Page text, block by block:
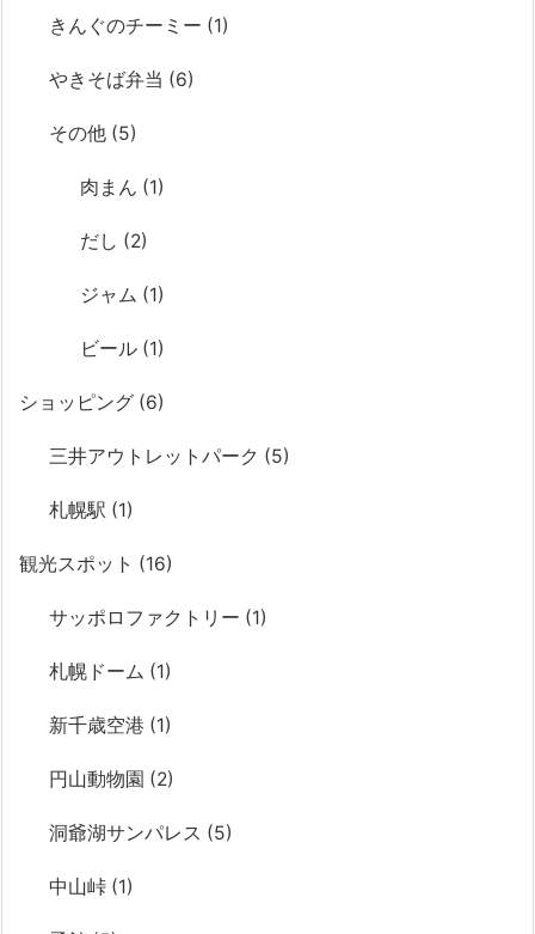
きんぐのチーミー (1)
やきそば弁当 (6)
その他 (5)
肉まん (1)
だし (2)
ジャム (1)
ビール (1)
ショッピング (6)
三井アウトレットパーク (5)
札幌駅 (1)
観光スポット (16)
サッポロファクトリー (1)
札幌ドーム (1)
新千歳空港 (1)
円山動物園 (2)
洞爺湖サンパレス (5)
中山峠 (1)